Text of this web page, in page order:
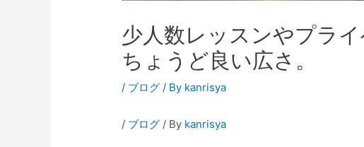
少人数レッスンやプラ
ちょうど良い広さ。
/ ブログ / By kanrisya
/ ブログ / By kanrisya